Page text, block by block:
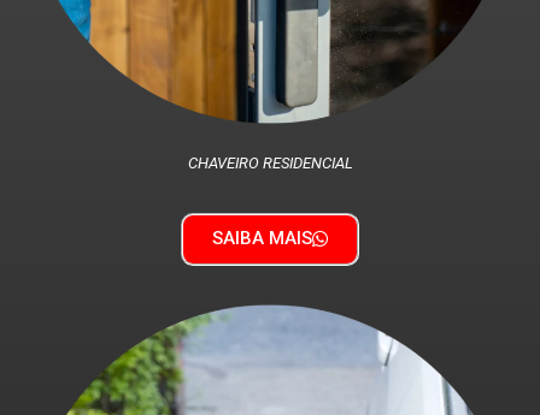
CHAVEIRO RESIDENCIAL
SAIBA MAIS